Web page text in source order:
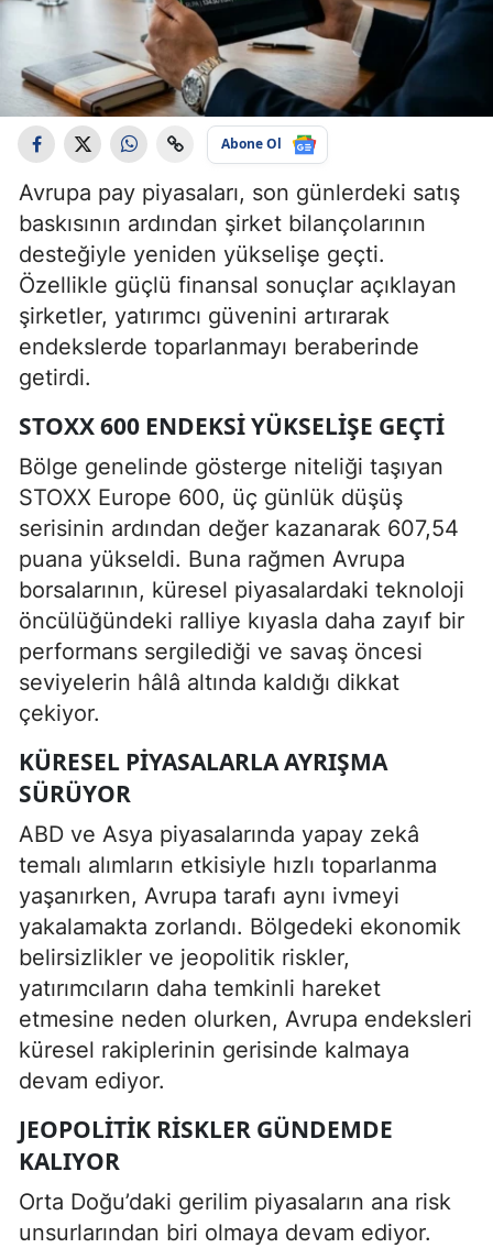
Abone Ol
Avrupa pay piyasaları, son günlerdeki satış
baskısının ardından şirket bilançolarının
desteğiyle yeniden yükselişe geçti.
Özellikle güçlü finansal sonuçlar açıklayan
şirketler, yatırımcı güvenini artırarak
endekslerde toparlanmayı beraberinde
getirdi.
STOXX 600 ENDEKSI YÜKSELIŞE GEÇTI
Bölge genelinde gösterge niteliği taşıyan
STOXX Europe 600, üç günlük düşüş
serisinin ardından değer kazanarak 607,54
puana yükseldi. Buna rağmen Avrupa
borsalarının, küresel piyasalardaki teknoloji
öncülüğündeki ralliye kıyasla daha zayıf bir
performans sergilediği ve savaş öncesi
seviyelerin hâlâ altında kaldığı dikkat
çekiyor.
KÜRESEL PIYASALARLA AYRIŞMA
SÜRÜYOR
ABD ve Asya piyasalarında yapay zekâ
temalı alımların etkisiyle hızlı toparlanma
yaşanırken, Avrupa tarafı aynı ivmeyi
yakalamakta zorlandı. Bölgedeki ekonomik
belirsizlikler ve jeopolitik riskler,
yatırımcıların daha temkinli hareket
etmesine neden olurken, Avrupa endeksleri
küresel rakiplerinin gerisinde kalmaya
devam ediyor.
JEOPOLITIK RISKLER GÜNDEMDE
KALIYOR
Orta Doğu’daki gerilim piyasaların ana risk
unsurlarından biri olmaya devam ediyor.